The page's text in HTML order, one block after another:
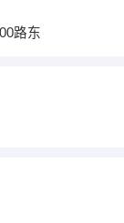
路东